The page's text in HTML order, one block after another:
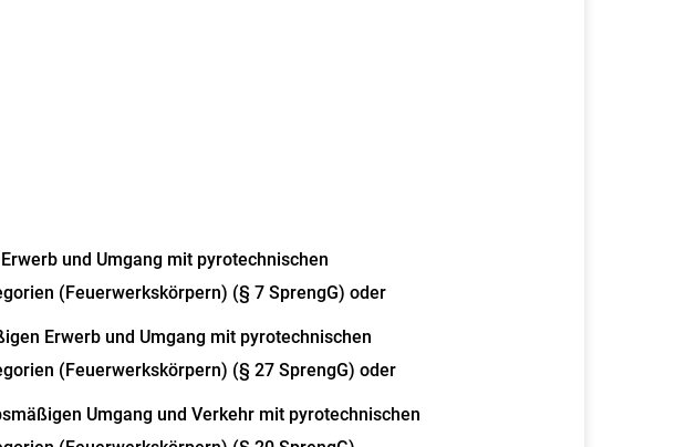
und Umgang mit pyrotechnischen
(Feuerwerkskörpern) (§ 7 SprengG) oder
Erwerb und Umgang mit pyrotechnischen
(Feuerwerkskörpern) (§ 27 SprengG) oder
Umgang und Verkehr mit pyrotechnischen